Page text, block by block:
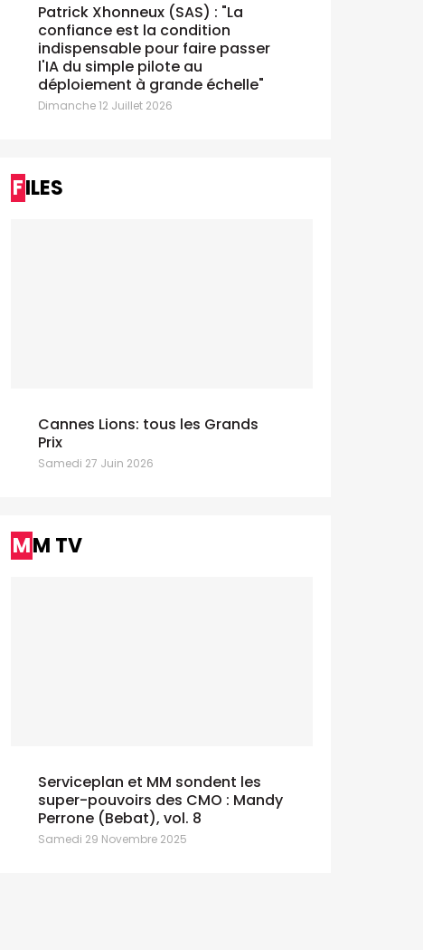
Patrick Xhonneux (SAS) : "La
confiance est la condition
indispensable pour faire passer
l'IA du simple pilote au
déploiement à grande échelle"
Dimanche 12 Juillet 2026
FILES
Cannes Lions: tous les Grands
Prix
Samedi 27 Juin 2026
MM TV
Serviceplan et MM sondent les
super-pouvoirs des CMO : Mandy
Perrone (Bebat), vol. 8
Samedi 29 Novembre 2025